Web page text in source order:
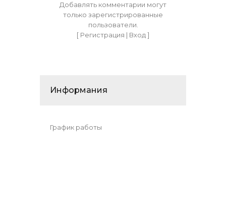
Добавлять комментарии могут
только зарегистрированные
пользователи.
[ Регистрация | Вход]
Информания
График работы